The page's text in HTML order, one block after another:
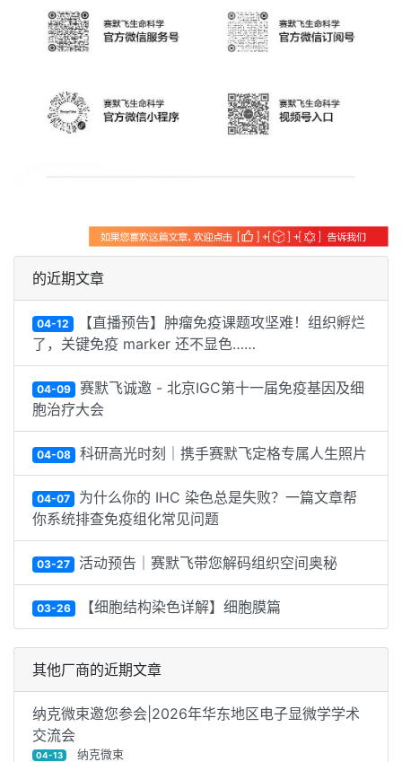
更多详尽实验方案、实验技巧、小贴士可在手册中查看
的近期文章
04-12 【直播预告】肿瘤免疫课题攻坚难！组织孵烂
了，关键免疫 marker 还不显色……
04-09 赛默飞诚邀 - 北京IGC第十一届免疫基因及细
胞治疗大会
04-08 科研高光时刻｜携手赛默飞定格专属人生照片
04-07 为什么你的 IHC 染色总是失败？一篇文章帮
你系统排查免疫组化常见问题
03-27 活动预告｜赛默飞带您解码组织空间奥秘
03-26 【细胞结构染色详解】细胞膜篇
其他厂商的近期文章
纳克微束邀您参会|2026年华东地区电子显微学学术
交流会
04-13 纳克微束